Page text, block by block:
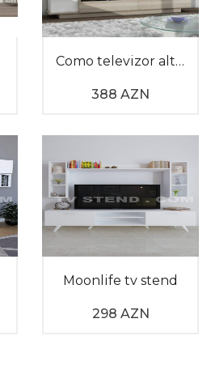
Como televizor altlığı
388 AZN
Moonlife tv stend
298 AZN